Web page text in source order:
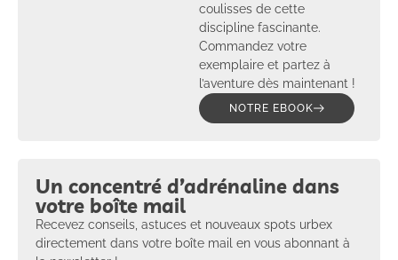
coulisses de cette
discipline fascinante.
Commandez votre
exemplaire et partez à
l’aventure dès maintenant !
NOTRE EBOOK
Un concentré d’adrénaline dans
votre boîte mail
Recevez conseils, astuces et nouveaux spots urbex
directement dans votre boîte mail en vous abonnant à